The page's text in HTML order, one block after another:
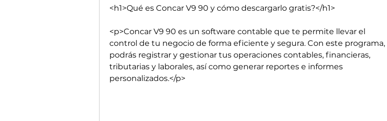
<h1>Qué es Concar V9 90 y cómo descargarlo gratis?</h1>
<p>Concar V9 90 es un software contable que te permite llevar el
control de tu negocio de forma eficiente y segura. Con este programa,
podrás registrar y gestionar tus operaciones contables, financieras,
tributarias y laborales, así como generar reportes e informes
personalizados.</p>